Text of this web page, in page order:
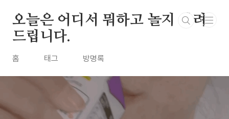
오늘은 어디서 뭐하고 놀지 알려
드립니다.
홈 태그 방명록